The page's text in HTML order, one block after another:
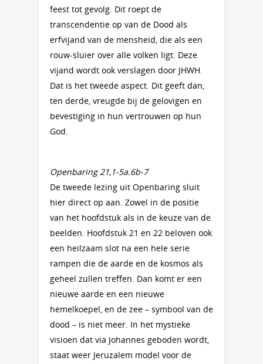
feest tot gevolg. Dit roept de
transcendentie op van de Dood als
erfvijand van de mensheid, die als een
rouw-sluier over alle volken ligt. Deze
vijand wordt ook verslagen door JHWH.
Dat is het tweede aspect. Dit geeft dan,
ten derde, vreugde bij de gelovigen en
bevestiging in hun vertrouwen op hun
God.
Openbaring 21,1-5a.6b-7
De tweede lezing uit Openbaring sluit
hier direct op aan. Zowel in de positie
van het hoofdstuk als in de keuze van de
beelden. Hoofdstuk 21 en 22 beloven ook
een heilzaam slot na een hele serie
rampen die de aarde en de kosmos als
geheel zullen treffen. Dan komt er een
nieuwe aarde en een nieuwe
hemelkoepel, en de zee – symbool van de
dood – is niet meer. In het mystieke
visioen dat via Johannes geboden wordt,
staat weer Jeruzalem model voor de